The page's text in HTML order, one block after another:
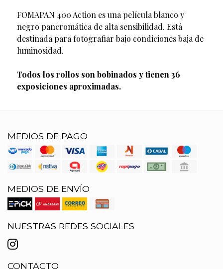
FOMAPAN 400 Action es una película blanco y
negro pancromática de alta sensibilidad. Está
destinada para fotografiar bajo condiciones baja de
luminosidad.
Todos los rollos son bobinados y tienen 36
exposiciones aproximadas.
MEDIOS DE PAGO
MEDIOS DE ENVÍO
NUESTRAS REDES SOCIALES
CONTACTO